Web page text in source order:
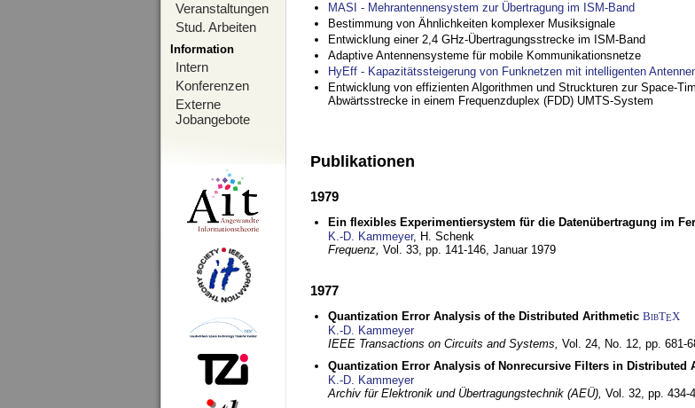
Veranstaltungen
Stud. Arbeiten
Information
Intern
Konferenzen
Externe
Jobangebote
MASI - Mehrantennensystem zur Übertragung im ISM-Band
Bestimmung von Ähnlichkeiten komplexer Musiksignale
Entwicklung einer 2,4 GHz-Übertragungsstrecke im ISM-Band
Adaptive Antennensysteme für mobile Kommunikationsnetze
HyEff - Kapazitätssteigerung von Funknetzen mit intelligenten
Entwicklung von effizienten Algorithmen und Struckturen zur Space-
Abwärtsstrecke in einem Frequenzduplex (FDD) UMTS-System
Publikationen
1979
Ein flexibles Experimentiersystem für die Datenübertragung im
K.-D. Kammeyer, H. Schenk
Frequenz, Vol. 33, pp. 141-146, Januar 1979
1977
Quantization Error Analysis of the Distributed Arithmetic BibTEX
K.-D. Kammeyer
IEEE Transactions on Circuits and Systems, Vol. 24, No. 12, pp. 681-
Quantization Error Analysis of Nonrecursive Filters in Distributed
K.-D. Kammeyer
Archiv für Elektronik und Übertragungstechnik (AEÜ), Vol. 32, pp. 434-